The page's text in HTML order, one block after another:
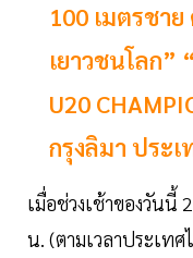
100 เมตรชา
เยาวชนโลก”
U20
กรุงลิมา ประเ
เมื่อช่วงเช้าของวันนี้
น. (ตามเวลาประเ